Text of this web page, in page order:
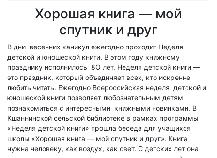
Хорошая книга — мой
спутник и друг
В дни весенних каникул ежегодно проходит Неделя
детской и юношеской книги. В этом году книжному
празднику исполнилось 8О лет. Неделя детской книги —
это праздник, который объединяет всех, кто искренне
любить читать. Ежегодно Всероссийская неделя детской и
юношеской книги позволяет любознательным детям
познакомиться с интересными книжными новинками. В
Кшаннинской сельской библиотеке в рамках программы
«Неделя детской книги» прошла беседа для учащихся
школы «Хорошая книга — мой спутник и друг». Книга
нужна человеку, как воздух, как свет. С детских лет она